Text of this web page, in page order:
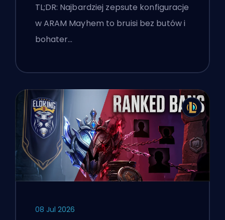
TL;DR: Najbardziej zepsute konfiguracje
w ARAM Mayhem to bruisi bez butów i
bohater…
08 Jul 2026